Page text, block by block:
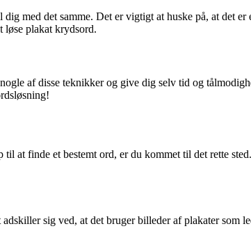
med det samme. Det er vigtigt at huske på, at det
løse plakat krydsord.
af disse teknikker og give dig selv tid og
at finde et bestemt ord, er du kommet til det rette
sig ved, at det bruger billeder af plakater